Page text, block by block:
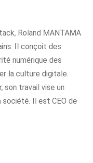
Roland MANTAMA
Il conçoit des
numérique des
la culture digitale.
son travail vise un
société. Il est CEO de